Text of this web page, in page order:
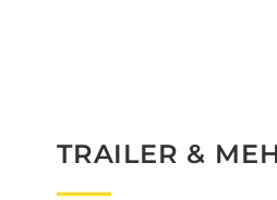
TRAILER &